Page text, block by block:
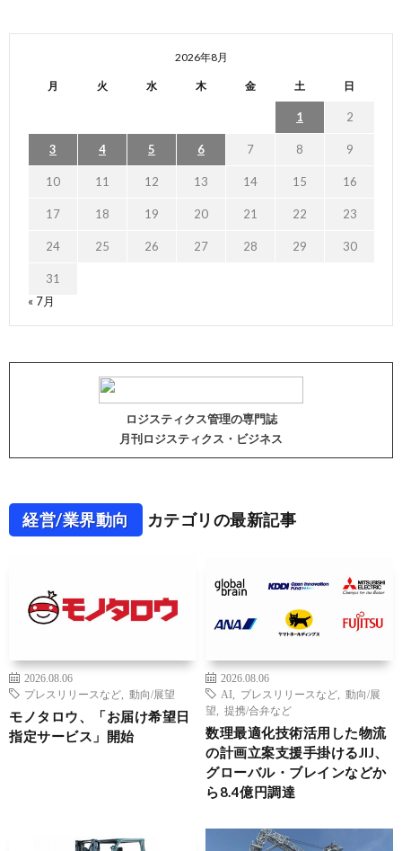
2026年8月
月 火 水 木 金 土 日
1 2
3 4 5 6 7 8 9
10 11 12 13 14 15 16
17 18 19 20 21 22 23
24 25 26 27 28 29 30
31
« 7月
ロジスティクス管理の専門誌
月刊ロジスティクス・ビジネス
経営/業界動向 カテゴリの最新記事
2026.08.06
プレスリリースなど
動向/展望
モノタロウ、「お届け希望日
指定サービス」開始
2026.08.06
AI
プレスリリースなど
動向/展
望
提携/合弁など
数理最適化技術活用した物流
の計画立案支援手掛けるJIJ、
グローバル・ブレインなどか
ら8.4億円調達